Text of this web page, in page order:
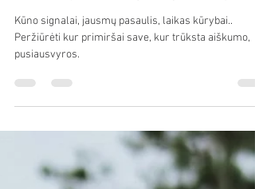
Moterų ratas. Rudens perėjimas.
Atkurti pusiausvyros jausmą
Kūno signalai, jausmų pasaulis, laikas kūrybai..
Peržiūrėti kur primiršai save, kur trūksta aiškumo,